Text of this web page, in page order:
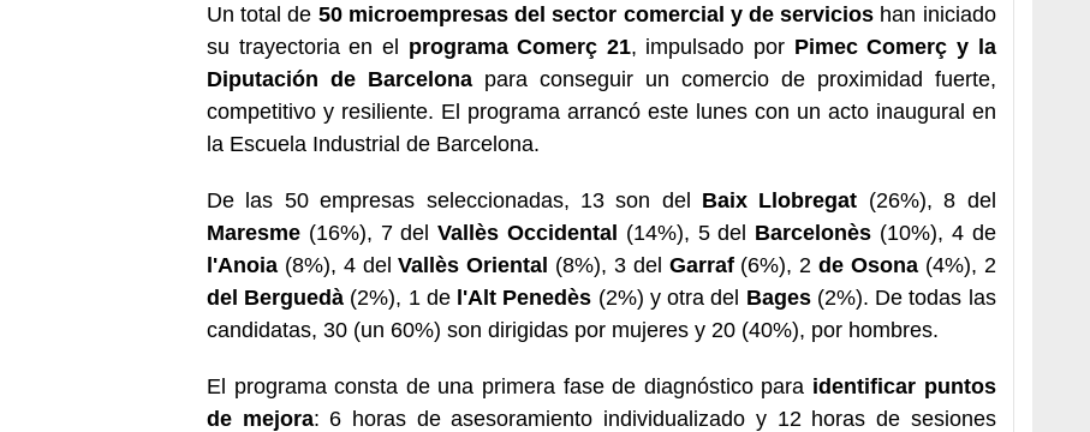
Un total de 50 microempresas del sector comercial y de servicios han iniciado
su trayectoria en el programa Comerç 21, impulsado por Pimec Comerç y la
Diputación de Barcelonapara conseguir un comercio de proximidad fuerte,
competitivo y resiliente. El programa arrancó este lunes con un acto inaugural en
la Escuela Industrial de Barcelona.
De las 50 empresas seleccionadas, 13 son del Baix Llobregat (26%), 8 del
Maresme (16%), 7 delVallès Occidental (14%), 5 del Barcelonès (10%), 4 de
l'Anoia (8%), 4 delVallès Oriental (8%), 3 del Garraf (6%), 2de Osona (4%), 2
del Berguedà (2%), 1 de l'Alt Penedès (2%) y otra del Bages (2%). De todas las
candidatas, 30 (un 60%) son dirigidas por mujeres y 20 (40%), por hombres.
El programa consta de una primera fase de diagnóstico para identificar puntos
de mejora: 6 horas de asesoramiento individualizado y 12 horas de sesiones